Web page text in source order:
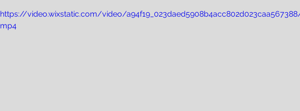
https://video.wixstatic.com/video/
mp4